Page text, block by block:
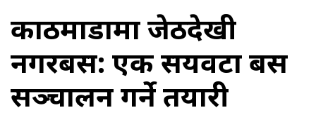
काठमाडौंमा जेठदेखी
नगरबस: एक सयवटा बस
सञ्चालन गर्ने तयारी